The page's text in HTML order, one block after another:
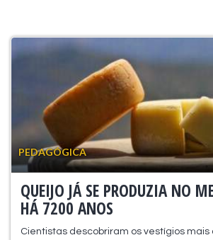
PEDAGÓGICA
QUEIJO JÁ SE PRODUZIA NO
HÁ 7200 ANOS
Cientistas descobriram os vestígios mais